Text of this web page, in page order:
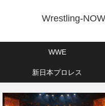
Wrestling-
WWE
新日本プロレス